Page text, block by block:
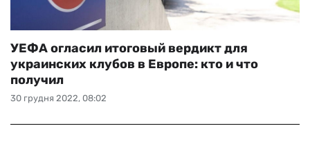
30 грудня 2022, 08:02
УЕФА огласил итоговый вердикт для
украинских клубов в Европе: кто и что
получил